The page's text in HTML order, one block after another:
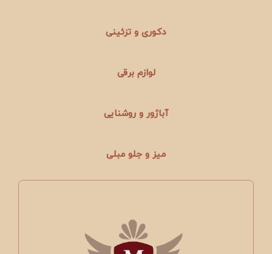
دکوری و تزئینی
لوازم برقی
آباژور و روشنایی
میز و جلو مبلی